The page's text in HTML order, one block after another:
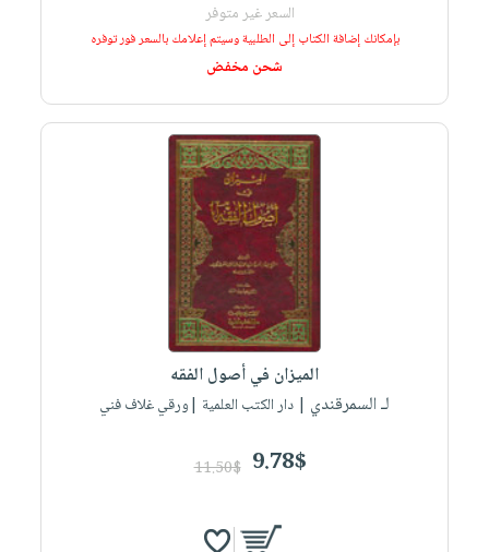
السعر غير متوفر
بإمكانك إضافة الكتاب إلى الطلبية وسيتم إعلامك بالسعر فور توفره
شحن مخفض
الميزان في أصول الفقه
لـ السمرقندي | دار الكتب العلمية |ورقي غلاف فني
9.78$
11.50$